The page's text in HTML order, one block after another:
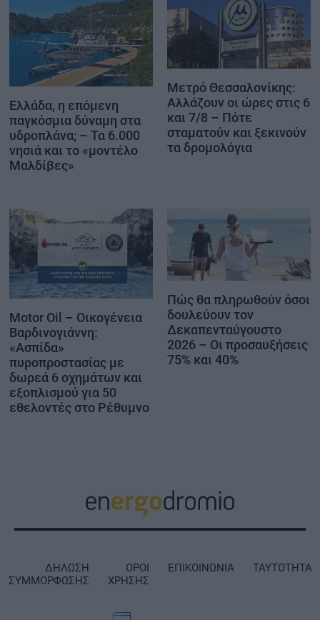
Ελλάδα, η επόμενη
παγκόσμια δύναμη στα
υδροπλάνα; – Τα 6.000
νησιά και το «μοντέλο
Μαλδίβες»
Μετρό Θεσσαλονίκης:
Αλλάζουν οι ώρες στις 6
και 7/8 – Πότε
σταματούν και ξεκινούν
τα δρομολόγια
Motor Oil – Οικογένεια
Βαρδινογιάννη:
«Ασπίδα»
πυροπροστασίας με
δωρεά 6 οχημάτων και
εξοπλισμού για 50
εθελοντές στο Ρέθυμνο
Πώς θα πληρωθούν όσοι
δουλεύουν τον
Δεκαπενταύγουστο
2026 – Οι προσαυξήσεις
75% και 40%
ΔΗΛΩΣΗ
ΣΥΜΜΟΡΦΩΣΗΣ
ΟΡΟΙ
ΧΡΗΣΗΣ
ΕΠΙΚΟΙΝΩΝΙΑ ΤΑΥΤΟΤΗΤΑ